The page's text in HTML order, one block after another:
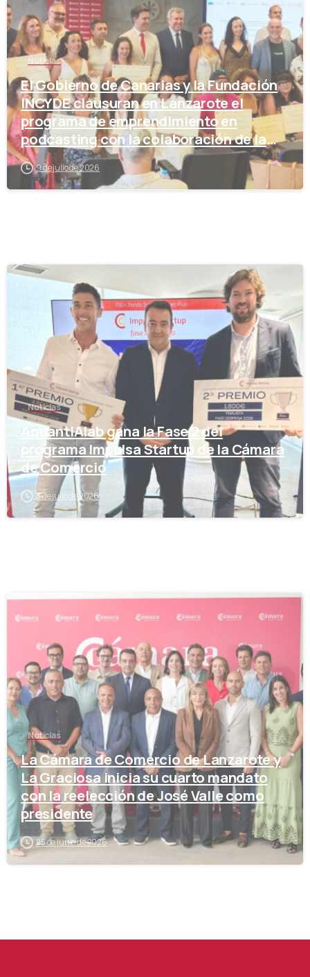
Noticias
El Gobierno de Canarias y la Fundación
INCYDE clausuran en Lanzarote el
programa de emprendimiento en
podcasting con la colaboración de la
Cámara de Comercio
9 de julio de 2026
Noticias
AquantIAlab gana la Fase 2 del
programa Impulsa Startup de la Cámara
de Comercio
3 de julio de 2026
Noticias
La Cámara de Comercio de Lanzarote y
La Graciosa inicia su cuarto mandato
con la reelección de José Valle como
presidente
25 de junio de 2026